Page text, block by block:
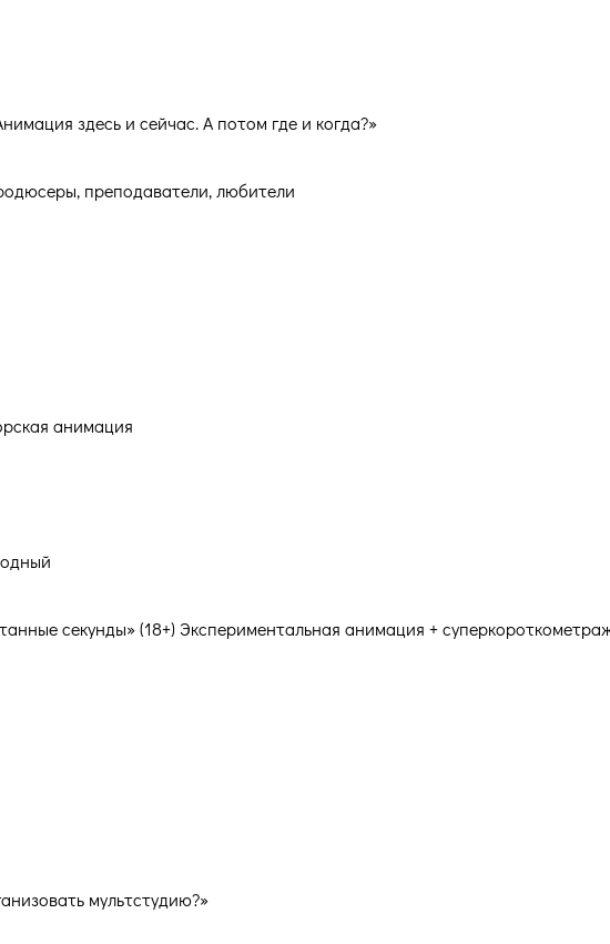
здесь и сейчас. А потом где и когда?»
преподаватели, любители
анимация
секунды» (18+) Экспериментальная анимация +
мультстудию?»